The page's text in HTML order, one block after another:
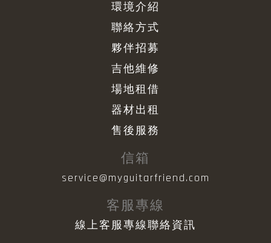
環境介紹
聯絡方式
夥伴招募
吉他維修
場地租借
器材出租
售後服務
信箱
service@myguitarfriend.com
客服專線
線上客服專線聯絡資訊